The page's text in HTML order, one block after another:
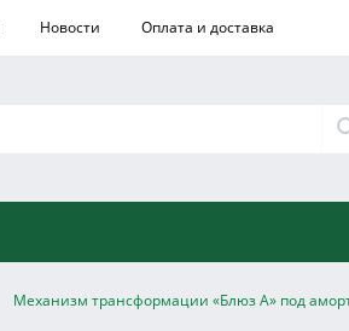
Новости Оплата и доставка
Механизм трансформации «Блюз А» под